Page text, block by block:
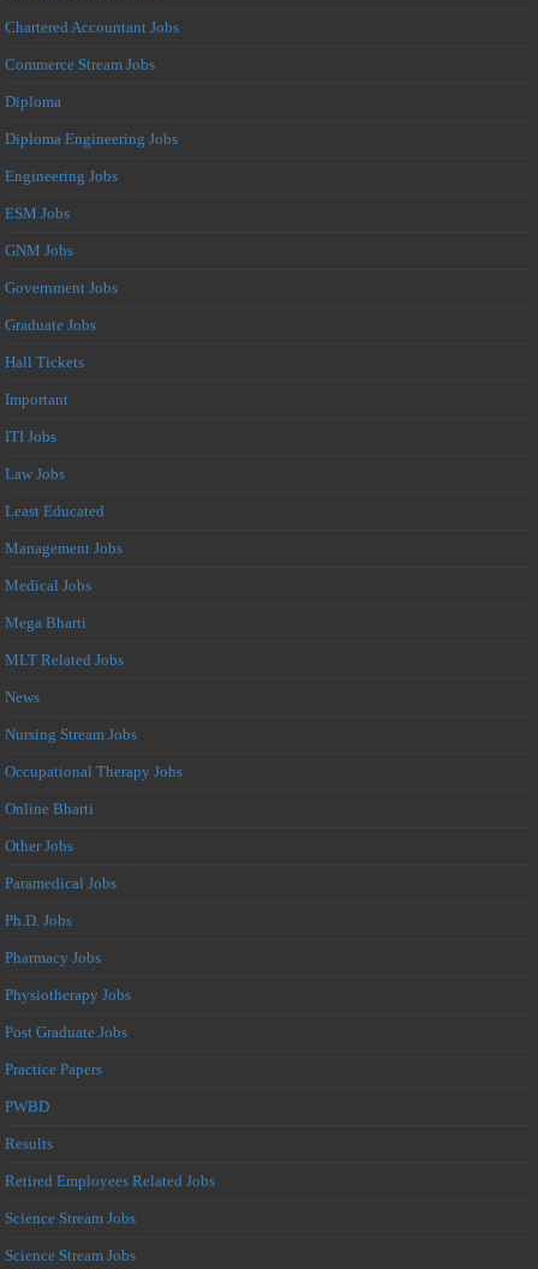
Chartered Accountant Jobs
Commerce Stream Jobs
Diploma
Diploma Engineering Jobs
Engineering Jobs
ESM Jobs
GNM Jobs
Government Jobs
Graduate Jobs
Hall Tickets
Important
ITI Jobs
Law Jobs
Least Educated
Management Jobs
Medical Jobs
Mega Bharti
MLT Related Jobs
News
Nursing Stream Jobs
Occupational Therapy Jobs
Online Bharti
Other Jobs
Paramedical Jobs
Ph.D. Jobs
Pharmacy Jobs
Physiotherapy Jobs
Post Graduate Jobs
Practice Papers
PWBD
Results
Retired Employees Related Jobs
Science Stream Jobs
Science Stream Jobs